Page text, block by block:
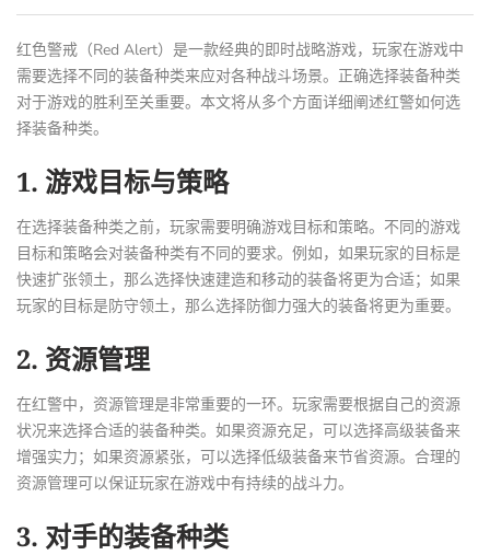
红色警戒（Red Alert）是一款经典的即时战略游戏，玩家在游戏中
需要选择不同的装备种类来应对各种战斗场景。正确选择装备种类
对于游戏的胜利至关重要。本文将从多个方面详细阐述红警如何选
择装备种类。
1. 游戏目标与策略
在选择装备种类之前，玩家需要明确游戏目标和策略。不同的游戏
目标和策略会对装备种类有不同的要求。例如，如果玩家的目标是
快速扩张领土，那么选择快速建造和移动的装备将更为合适；如果
玩家的目标是防守领土，那么选择防御力强大的装备将更为重要。
2. 资源管理
在红警中，资源管理是非常重要的一环。玩家需要根据自己的资源
状况来选择合适的装备种类。如果资源充足，可以选择高级装备来
增强实力；如果资源紧张，可以选择低级装备来节省资源。合理的
资源管理可以保证玩家在游戏中有持续的战斗力。
3. 对手的装备种类